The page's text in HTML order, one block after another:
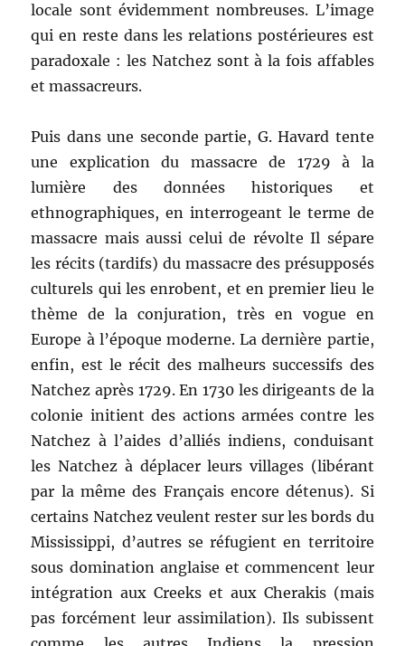
locale sont évidemment nombreuses. L’image
qui en reste dans les relations postérieures est
paradoxale : les Natchez sont à la fois affables
et massacreurs.
Puis dans une seconde partie, G. Havard tente
une explication du massacre de 1729 à la
lumière des données historiques et
ethnographiques, en interrogeant le terme de
massacre mais aussi celui de révolte Il sépare
les récits (tardifs) du massacre des présupposés
culturels qui les enrobent, et en premier lieu le
thème de la conjuration, très en vogue en
Europe à l’époque moderne. La dernière partie,
enfin, est le récit des malheurs successifs des
Natchez après 1729. En 1730 les dirigeants de la
colonie initient des actions armées contre les
Natchez à l’aides d’alliés indiens, conduisant
les Natchez à déplacer leurs villages (libérant
par la même des Français encore détenus). Si
certains Natchez veulent rester sur les bords du
Mississippi, d’autres se réfugient en territoire
sous domination anglaise et commencent leur
intégration aux Creeks et aux Cherakis (mais
pas forcément leur assimilation). Ils subissent